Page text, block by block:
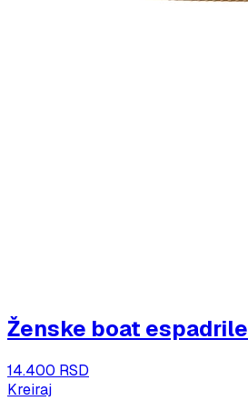
Ženske boat espadrile
14.400 RSD
Kreiraj